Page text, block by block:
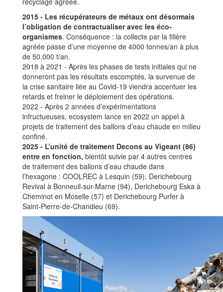
2015 - Les récupérateurs de métaux ont désormais
l’obligation de contractualiser avec les éco-
organismes. Conséquence : la collecte par la filière
agréée passe d’une moyenne de 4000 tonnes/an à plus
de 50.000 t/an.
2018 à 2021 - Après les phases de tests initiales qui ne
donneront pas les résultats escomptés, la survenue de
la crise sanitaire liée au Covid-19 viendra accentuer les
retards et freiner le déploiement des opérations.
2022 - Après 2 années d’expérimentations
infructueuses, ecosystem lance en 2022 un appel à
projets de traitement des ballons d’eau chaude en milieu
confiné.
2025 - L’unité de traitement Decons au Vigeant (86)
entre en fonction, bientôt suivie par 4 autres centres
de traitement des ballons d’eau chaude dans
l’hexagone : COOLREC à Lesquin (59), Derichebourg
Revival à Bonneuil-sur-Marne (94), Derichebourg Eska à
Cheminot en Moselle (57) et Derichebourg Purfer à
Saint-Pierre-de-Chandieu (69).